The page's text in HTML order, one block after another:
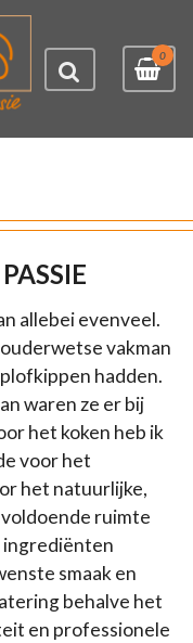
0
allebei evenveel.
vakman
hadden.
waren ze er bij
het koken heb ik
voor het
het natuurlijke,
ruimte
ingrediënten
smaak en
behalve het
en professionele